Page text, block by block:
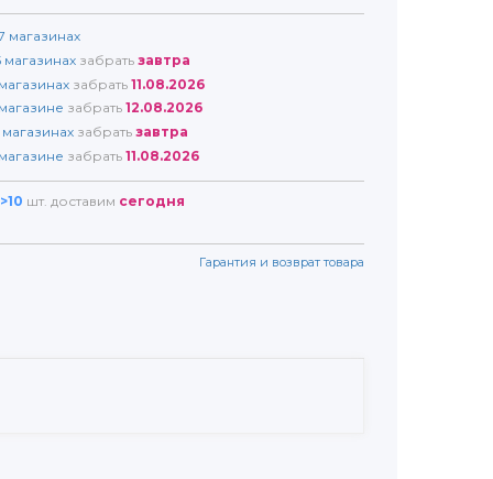
магазинах
магазинах забрать завтра
магазинах забрать 11.08.2026
магазине забрать 12.08.2026
магазинах забрать завтра
магазине забрать 11.08.2026
>10 шт. доставим сегодня
Гарантия и возврат товара